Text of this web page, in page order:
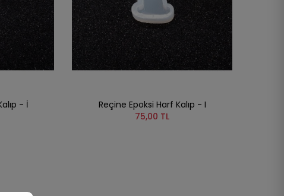
- İ
Reçine Epoksi Harf Kalıp - I
75,00 TL